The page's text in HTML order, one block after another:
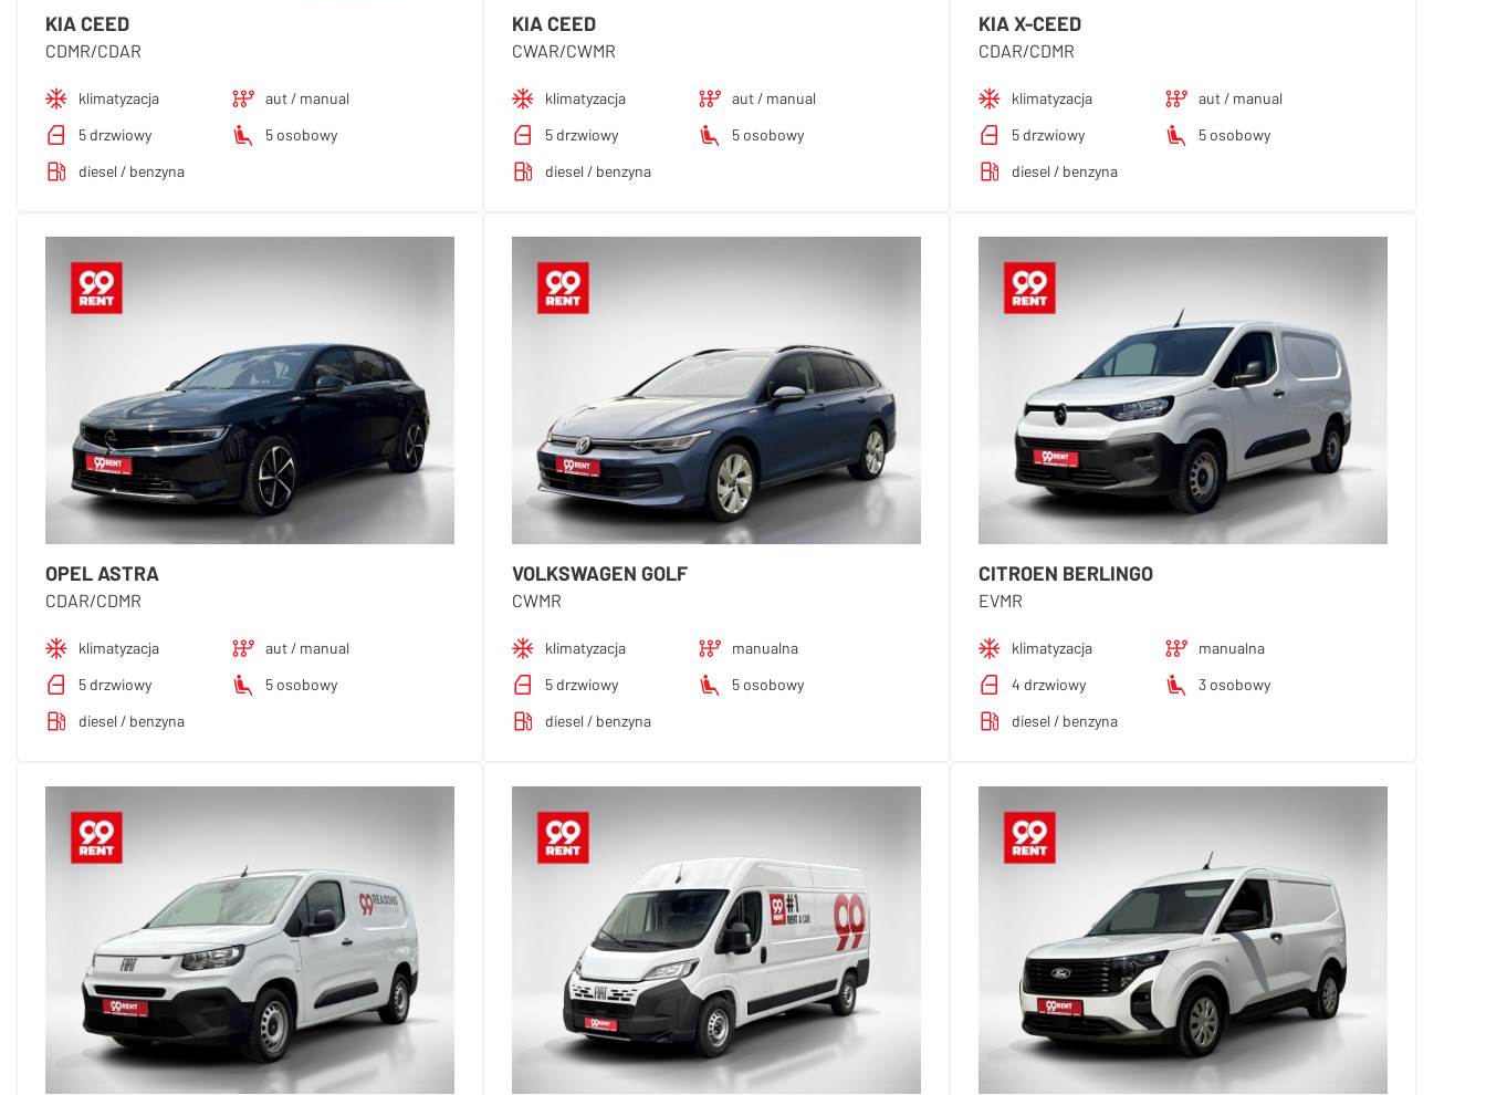
KIA CEED
CDMR/CDAR
klimatyzacja
aut / manual
5 drzwiowy
5 osobowy
diesel / benzyna
KIA CEED
CWAR/CWMR
klimatyzacja
aut / manual
5 drzwiowy
5 osobowy
diesel / benzyna
KIA X-CEED
CDAR/CDMR
klimatyzacja
aut / manual
5 drzwiowy
5 osobowy
diesel / benzyna
OPEL ASTRA
CDAR/CDMR
klimatyzacja
aut / manual
5 drzwiowy
5 osobowy
diesel / benzyna
VOLKSWAGEN GOLF
CWMR
klimatyzacja
manualna
5 drzwiowy
5 osobowy
diesel / benzyna
CITROEN BERLINGO
EVMR
klimatyzacja
manualna
4 drzwiowy
3 osobowy
diesel / benzyna